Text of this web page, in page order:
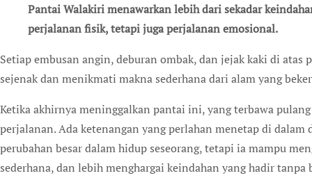
Pantai Walakiri menawarkan lebih dari sekadar keindahan panorama. Mengunjunginya bukan hanya
perjalanan fisik, tetapi juga perjalanan emosional.
Setiap embusan angin, deburan ombak, dan jejak kaki di
sejenak dan menikmati makna sederhana dari alam yang
Ketika akhirnya meninggalkan pantai ini, yang terbawa
perjalanan. Ada ketenangan yang perlahan menetap di
perubahan besar dalam hidup seseorang, tetapi ia mampu
sederhana, dan lebih menghargai keindahan yang hadir tanpa